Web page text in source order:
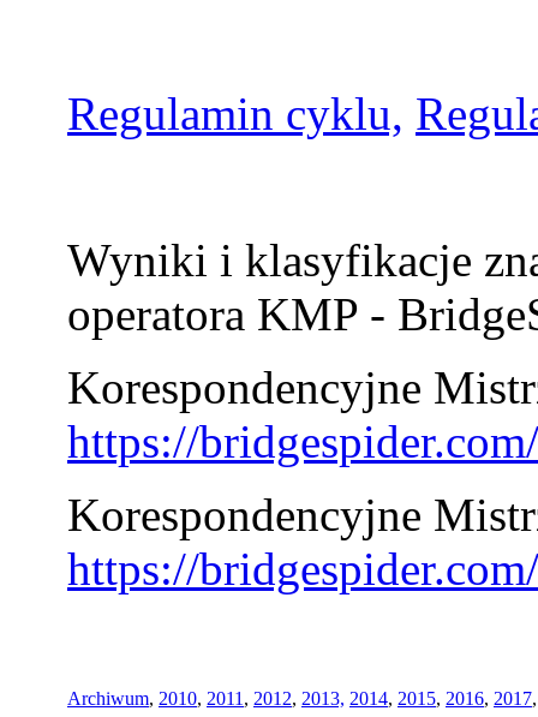
Regulamin cyklu,
Wyniki i klasyfikacje
operatora KMP -
Korespondencyjne
https://
Korespondencyjne
https://
Archiwum, 2010, 2011 , 2012, 2013, 2014, 2015, 2016, 2017